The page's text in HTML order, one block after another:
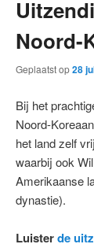
Noord-
Geplaatst op28
Bij het
Noord-
het land zelf
waarbij ook
Amerikaanse
dynastie).
Luisterde